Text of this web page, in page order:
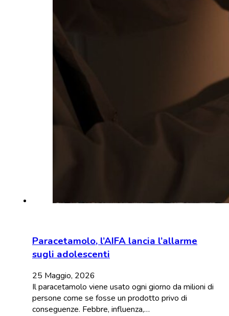
Paracetamolo, l’AIFA lancia l’allarme
sugli adolescenti
25 Maggio, 2026
Il paracetamolo viene usato ogni giorno da milioni di
persone come se fosse un prodotto privo di
conseguenze. Febbre, influenza,…